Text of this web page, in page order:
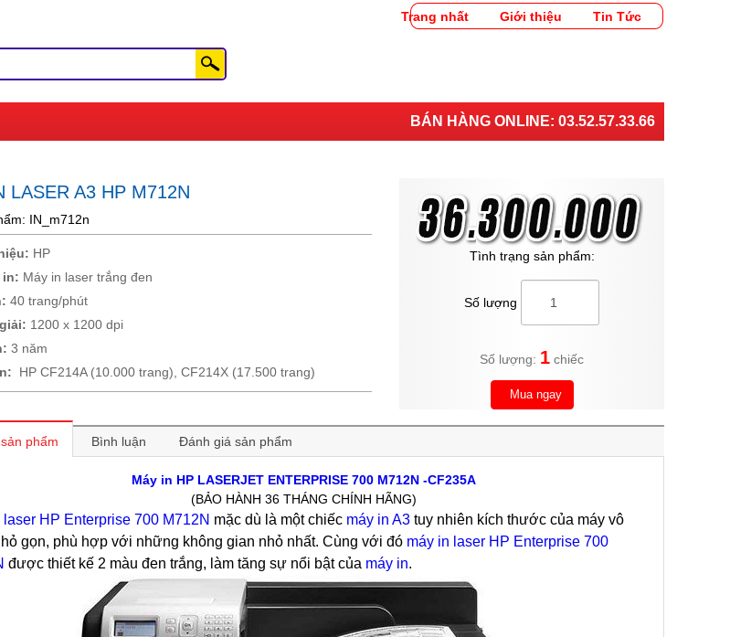
Trang nhất Giới thiệu Tin Tức
BÁN HÀNG ONLINE: 03.52.57.33.66
LASER A3 HP M712N
IN_m712n
HP
in: Máy in laser trắng đen
40 trang/phút
1200 x 1200 dpi
3 năm
HP CF214A (10.000 trang), CF214X (17.500 trang)
Tình trạng sản phẩm:
Số lượng
Số lượng: 1 chiếc
Mua ngay
phẩm Bình luận Đánh giá sản phẩm
Máy in HP LASERJET ENTERPRISE 700 M712N -CF235A
(BẢO HÀNH 36 THÁNG CHÍNH HÃNG)
laser HP Enterprise 700 M712N mặc dù là một chiếc máy in A3 tuy nhiên kích thước của máy vô
gọn, phù hợp với những không gian nhỏ nhất. Cùng với đó máy in laser HP Enterprise 700
được thiết kế 2 màu đen trắng, làm tăng sự nổi bật của máy in.